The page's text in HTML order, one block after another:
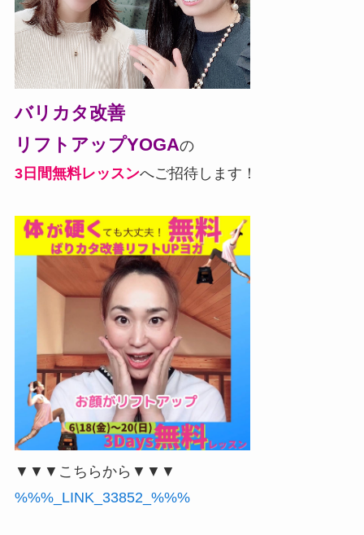
バリカタ改善
リフトアップYOGAの
3日間無料レッスンへご招待します！
▼▼▼こちらから▼▼▼
%%%_LINK_33852_%%%